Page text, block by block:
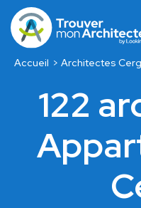
Accueil Architectes
122